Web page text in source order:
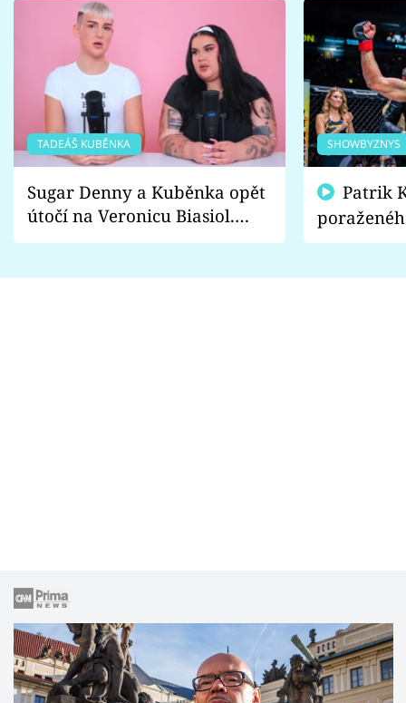
TADEÁŠ KUBĚNKA
Sugar Denny a Kuběnka opět
útočí na Veronicu Biasiol.
Proč je podle nich falešná a
SHOWBYZNYS
fanoušci